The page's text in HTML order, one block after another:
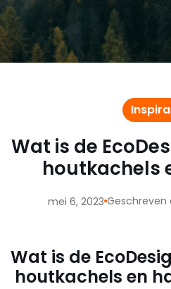
Wat is de
houtkachels
mei 6, 2023 Geschreven
Wat is de
houtkachels en